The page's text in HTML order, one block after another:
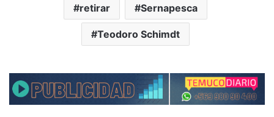
retirar Sernapesca
Teodoro Schimdt